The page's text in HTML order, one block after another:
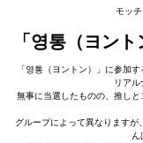
モッ
「영통（ヨン
「영통（ヨントン）」に参加
リアル
無事に当選したものの、推し
グループによって異なりますが
ん